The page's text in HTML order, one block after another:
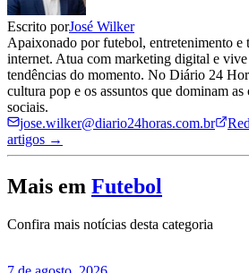
Escrito porJosé Wilker
Apaixonado por futebol, entretenimento e
internet. Atua com marketing digital e
tendências do momento. No Diário 24
cultura pop e os assuntos que dominam as
sociais.
jose.wilker@diario24horas.com.br
artigos →
Mais em Futebol
Confira mais notícias desta categoria